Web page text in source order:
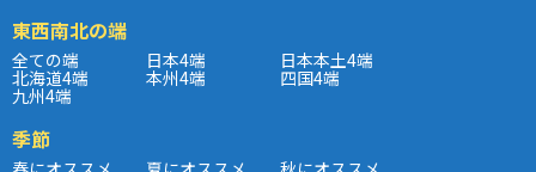
東西南北の端
全ての端 日本4端 日本本土4端
北海道4端 本州4端 四国4端
九州4端
季節